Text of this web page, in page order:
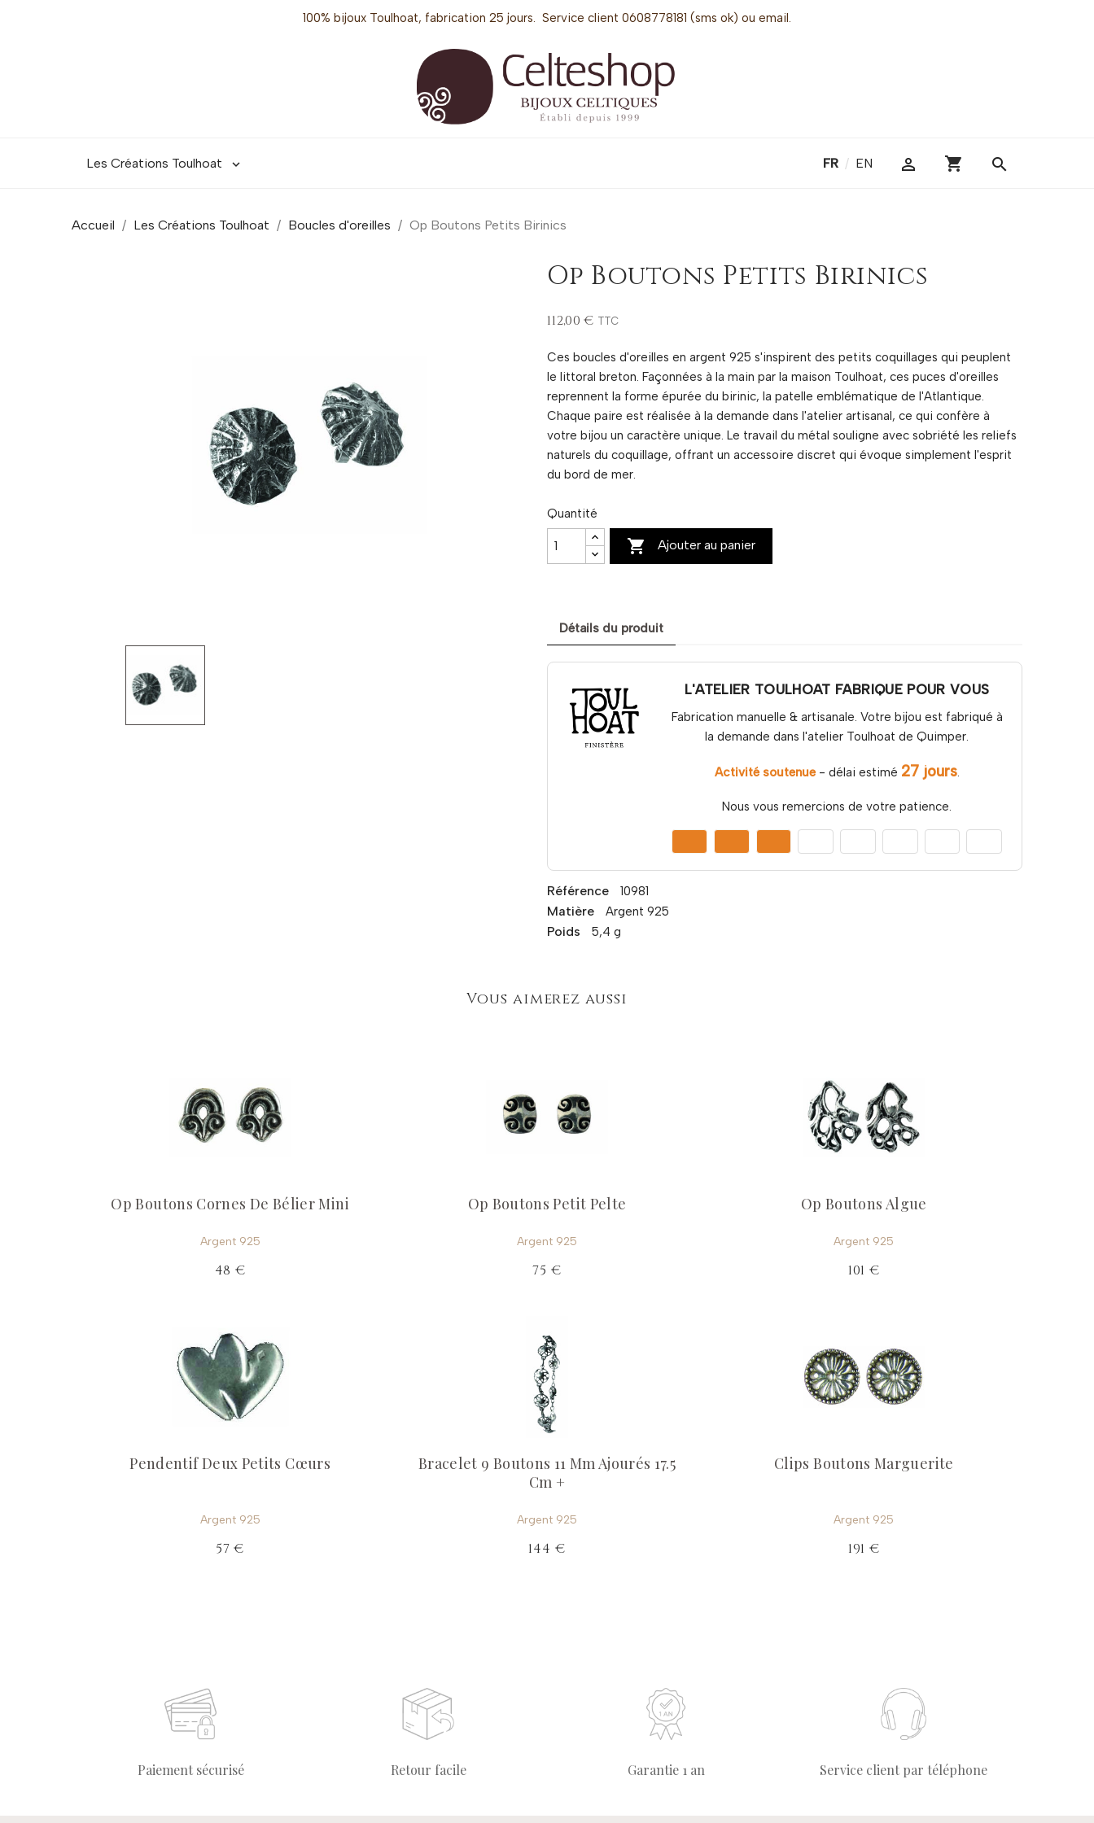
100% bijoux Toulhoat, fabrication 25 jours. Service client 0608778181 (sms ok) ou email.
Les Créations Toulhoat  FR / EN  shopping_cart search
Accueil Les Créations Toulhoat Boucles d'oreilles Op Boutons Petits Birinics
Op Boutons Petits Birinics
112,00 € TTC
Ces boucles d'oreilles en argent 925 s'inspirent des petits coquillages qui peuplent
le littoral breton. Façonnées à la main par la maison Toulhoat, ces puces d'oreilles
reprennent la forme épurée du birinic, la patelle emblématique de l'Atlantique.
Chaque paire est réalisée à la demande dans l'atelier artisanal, ce qui confère à
votre bijou un caractère unique. Le travail du métal souligne avec sobriété les reliefs
naturels du coquillage, offrant un accessoire discret qui évoque simplement l'esprit
du bord de mer.
Quantité
 Ajouter au panier
Détails du produit
L'ATELIER TOULHOAT FABRIQUE POUR VOUS
Fabrication manuelle & artisanale. Votre bijou est fabriqué à
la demande dans l'atelier Toulhoat de Quimper.
Activité soutenue- délai estimé 27 jours.
Nous vous remercions de votre patience.
Référence 10981
Matière Argent 925
Poids 5,4 g
Vous aimerez aussi
Op Boutons Cornes De Bélier Mini
Argent 925
48 €
Op Boutons Petit Pelte
Argent 925
75 €
Op Boutons Algue
Argent 925
101 €
Pendentif Deux Petits Cœurs
Argent 925
57 €
Bracelet 9 Boutons 11 Mm Ajourés 17.5
Cm +
Argent 925
144 €
Clips Boutons Marguerite
Argent 925
191 €
Paiement sécurisé Retour facile Garantie 1 an Service client par téléphone